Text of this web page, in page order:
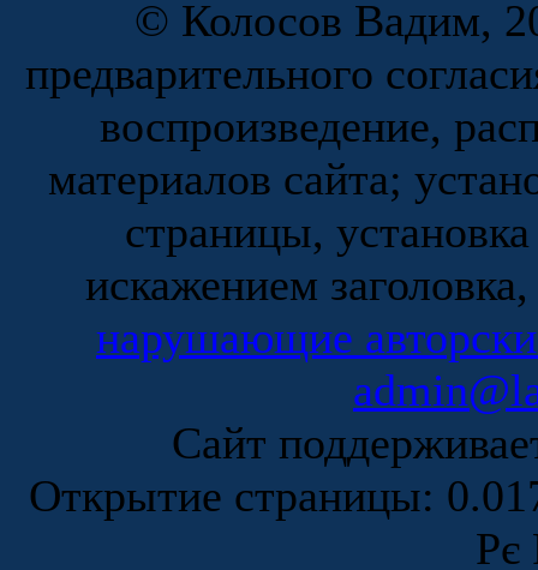
© Колосов Вадим,
предварительного
воспроизведение,
материалов сайта;
страницы,
искажением
нарушающие
Сайт
Открытие страницы:
Рє